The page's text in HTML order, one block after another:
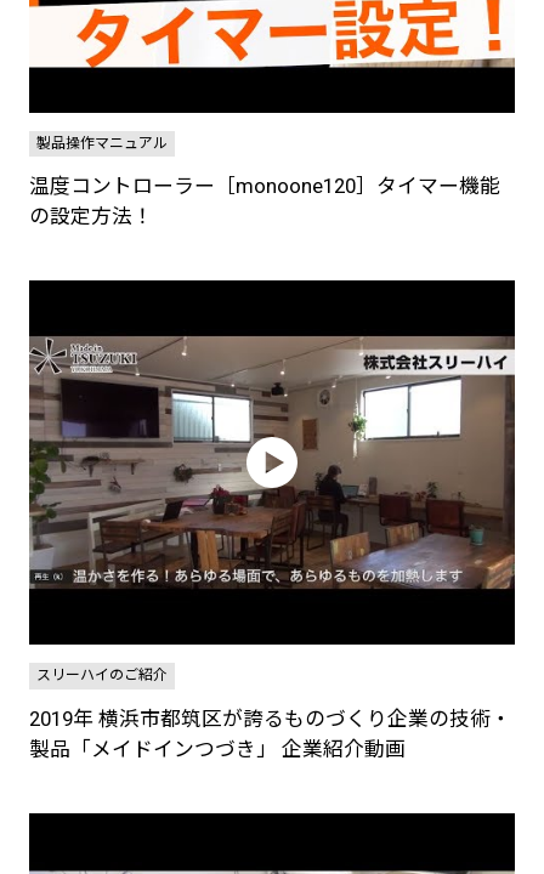
製品操作マニュアル
温度コントローラー［monoone120］タイマー機能
の設定方法！
スリーハイのご紹介
2019年 横浜市都筑区が誇るものづくり企業の技術・
製品「メイドインつづき」 企業紹介動画